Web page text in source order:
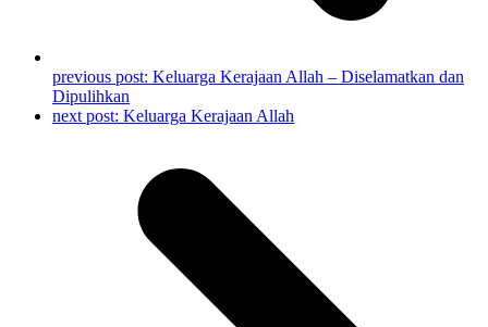
previous post: Keluarga Kerajaan Allah – Diselamatkan dan
Dipulihkan
next post: Keluarga Kerajaan Allah